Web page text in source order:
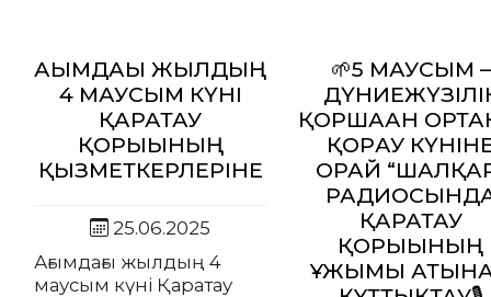
АҒЫМДАҒЫ ЖЫЛДЫҢ
4 МАУСЫМ КҮНІ
ҚАРАТАУ
ҚОРЫҒЫНЫҢ
ҚЫЗМЕТКЕРЛЕРІНЕ
25.06.2025
Ағымдағы жылдың 4
маусым күні Қаратау
🌱5 МАУСЫМ –
ҚОРШАҒАН
ҚОРҒАУ
ОРАЙ
ҚАРАТАУ
ҚОРЫҒЫНЫҢ
ҰЖЫМЫ